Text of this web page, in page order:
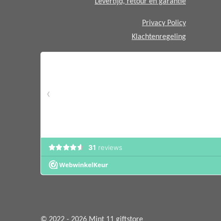
Levertijd, retour en garantie
Privacy Policy
Klachtenregeling